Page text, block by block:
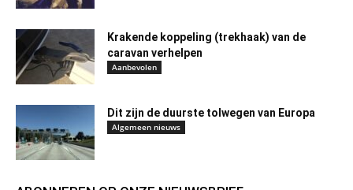
Krakende koppeling (trekhaak) van de
caravan verhelpen
Aanbevolen
Dit zijn de duurste tolwegen van Europa
Algemeen nieuws